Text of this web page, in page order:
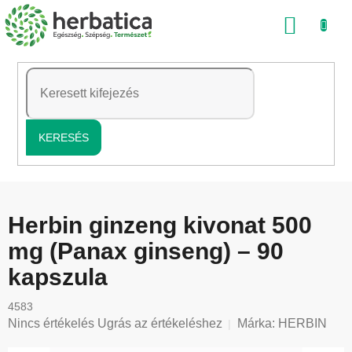
Ugrás
a
tartalomhoz
KERESÉS
Herbin ginzeng kivonat 500
mg (Panax ginseng) – 90
kapszula
4583
A
Nincs értékelés Ugrás az értékeléshez Márka: HERBIN